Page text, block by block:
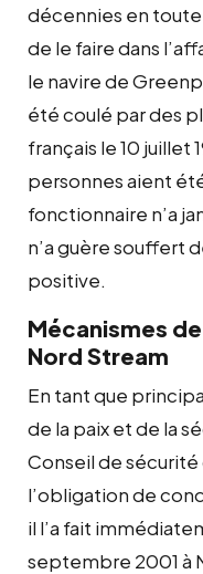
décennies en
de le faire dans
le navire de
été coulé par des
français le 10 juillet
personnes aient
fonctionnaire n’a
n’a guère souffert
positive.
Mécanismes
Nord Stream
En tant que
de la paix et de la
Conseil de sécurité
l’obligation de
il l’a fait
septembre 2001 à